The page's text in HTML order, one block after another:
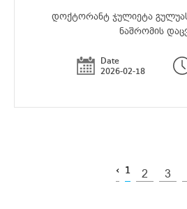
დოქტორანტ ჯულიეტა
ნაშრომის
Date
2026-02-18
‹ 1 2 3